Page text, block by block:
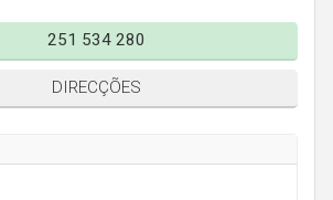
251 534 280
DIRECÇÕES